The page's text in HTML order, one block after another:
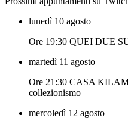
lunedì 10 agosto
Ore 19:30 QUEI DUE
martedì 11 agosto
Ore 21:30 CASA
collezionismo
mercoledì 12 agosto